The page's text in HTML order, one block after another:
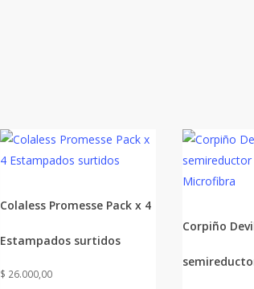
Colaless Promesse Pack x 4
Estampados surtidos
$ 26.000,00
Corpiño